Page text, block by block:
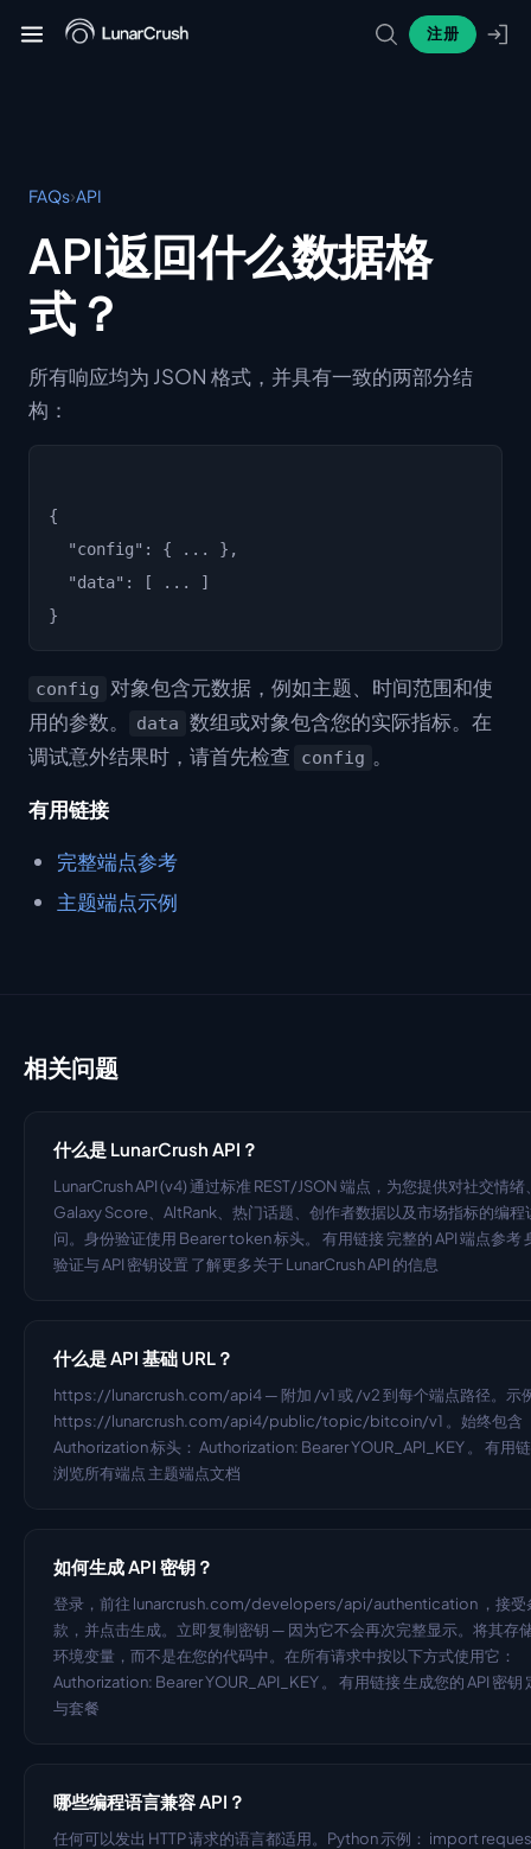
注册
FAQs›API
API返回什么数据格
式？
所有响应均为 JSON 格式，并具有一致的两部分结
构：
{
  "config": { ... },
  "data": [ ... ]
config
对象包含元数据，例如主题、时间范围和使
用的参数。
data 数组或对象包含您的实际指标。在
调试意外结果时，请首先检查
config 。
有用链接
完整端点参考
主题端点示例
相关问题
什么是 LunarCrush API？
LunarCrush API (v4) 通过标准 REST/JSON 端点，为您提供对社交情绪
Galaxy Score、AltRank、热门话题、创作者数据以及市场指标的编程
问。身份验证使用 Bearer token 标头。 有用链接 完整的 API 端点参考
验证与 API 密钥设置 了解更多关于 LunarCrush API 的信息
什么是 API 基础 URL？
https://lunarcrush.com/api4 — 附加 /v1 或 /v2 到每个端点路径。示
https://lunarcrush.com/api4/public/topic/bitcoin/v1 。始终包含
Authorization 标头： Authorization: Bearer YOUR_API_KEY 。 有用
浏览所有端点 主题端点文档
如何生成 API 密钥？
登录，前往 lunarcrush.com/developers/api/authentication ，接受
款，并点击生成。立即复制密钥 — 因为它不会再次完整显示。将其存
环境变量，而不是在您的代码中。在所有请求中按以下方式使用它：
Authorization: Bearer YOUR_API_KEY 。 有用链接 生成您的 API 密钥
与套餐
哪些编程语言兼容 API？
任何可以发出 HTTP 请求的语言都适用。Python 示例： import